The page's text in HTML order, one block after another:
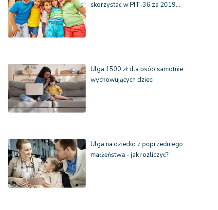
skorzystać w PIT-36 za 2019…
Ulga 1500 zł dla osób samotnie
wychowujących dzieci
Ulga na dziecko z poprzedniego
małżeństwa - jak rozliczyć?